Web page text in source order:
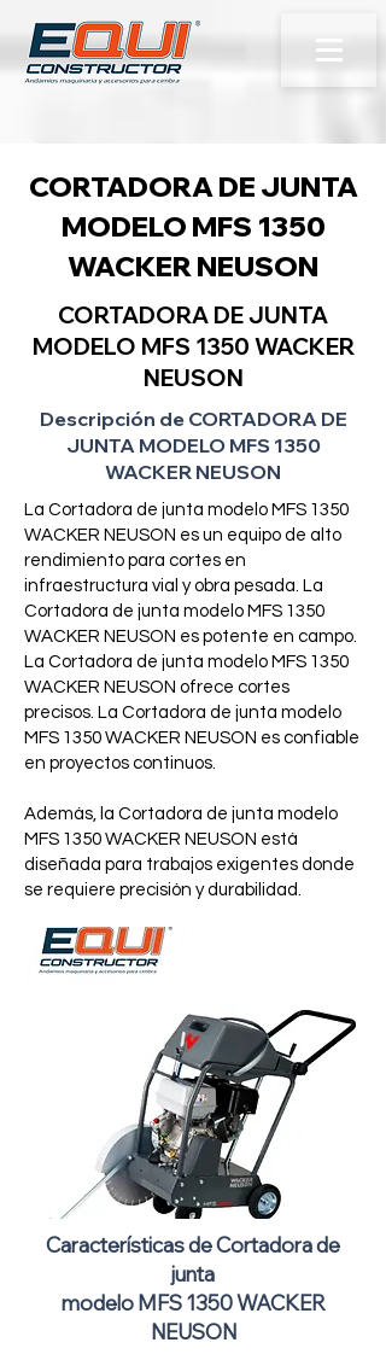
CORTADORA DE JUNTA
MODELO MFS 1350
WACKER NEUSON
CORTADORA DE JUNTA
MODELO MFS 1350 WACKER
NEUSON
Descripción de CORTADORA DE
JUNTA MODELO MFS 1350
WACKER NEUSON
La Cortadora de junta modelo MFS 1350
WACKER NEUSON es un equipo de alto
rendimiento para cortes en
infraestructura vial y obra pesada. La
Cortadora de junta modelo MFS 1350
WACKER NEUSON es potente en campo.
La Cortadora de junta modelo MFS 1350
WACKER NEUSON ofrece cortes
precisos. La Cortadora de junta modelo
MFS 1350 WACKER NEUSON es confiable
en proyectos continuos.
Además, la Cortadora de junta modelo
MFS 1350 WACKER NEUSON está
diseñada para trabajos exigentes donde
se requiere precisión y durabilidad.
Características de Cortadora de
junta
modelo MFS 1350 WACKER
NEUSON